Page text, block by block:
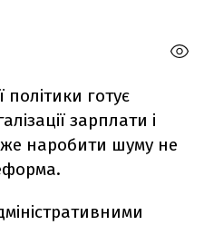
політики готує
зарплати і
наробити шуму не